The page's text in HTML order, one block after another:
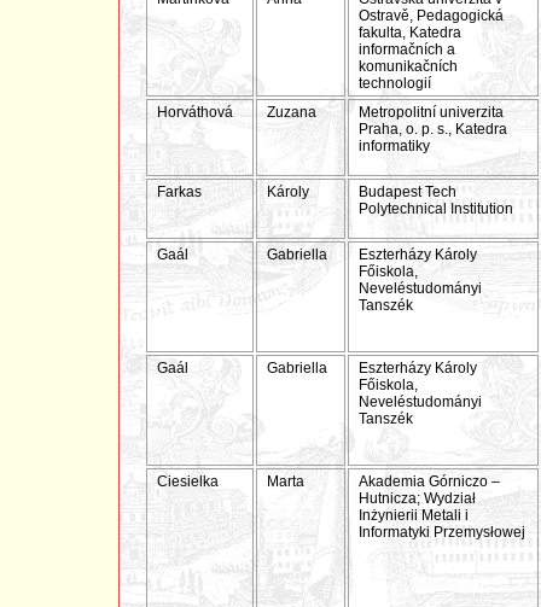
Ostravě, Pedagogická
fakulta, Katedra
informačních a
komunikačních
technologií
Horváthová
Zuzana
Metropolitní univerzita
Praha, o. p. s., Katedra
informatiky
Farkas Károly
Budapest Tech
Polytechnical Institution
Gaál Gabriella
Eszterházy Károly
Főiskola,
Neveléstudományi
Tanszék
Gaál Gabriella
Eszterházy Károly
Főiskola,
Neveléstudományi
Tanszék
Ciesielka Marta
Akademia Górniczo –
Hutnicza; Wydział
Inżynierii Metali i
Informatyki Przemysłowej